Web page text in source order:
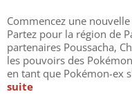
Commencez une
Partez pour la région de
partenaires Poussacha,
les pouvoirs des
en tant que Pokémon-ex
suite